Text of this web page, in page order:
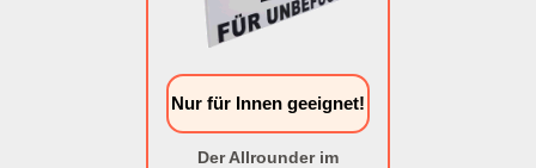
Nur für Innen geeignet!
Der Allrounder im